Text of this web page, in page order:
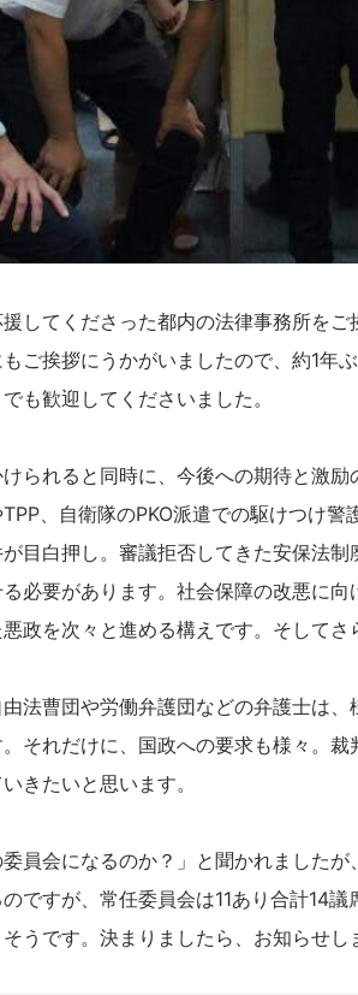
してくださった都内の法律事務所を
ご挨拶にうかがいましたので、約1年
も歓迎してくださいました。
られると同時に、今後への期待と激
、自衛隊のPKO派遣での駆けつけ
目白押し。審議拒否してきた安保法
必要があります。社会保障の改悪に
政を次々と進める構えです。そしてさ
法曹団や労働弁護団などの弁護士は
それだけに、国政への要求も様々。
きたいと思います。
員会になるのか？」と聞かれました
ですが、常任委員会は11あり合計14
うです。決まりましたら、お知らせし